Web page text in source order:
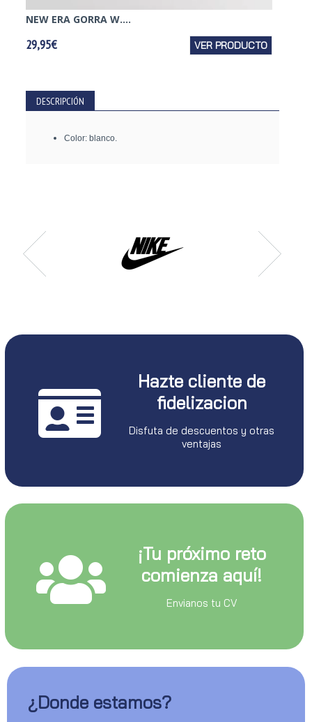
NEW ERA GORRA W....
29,95€ VER PRODUCTO
DESCRIPCIÓN
Color: blanco.
Hazte cliente de
fidelizacion
Disfuta de descuentos y otras
ventajas
¡Tu próximo reto
comienza aquí!
Envianos tu CV
¿Donde estamos?